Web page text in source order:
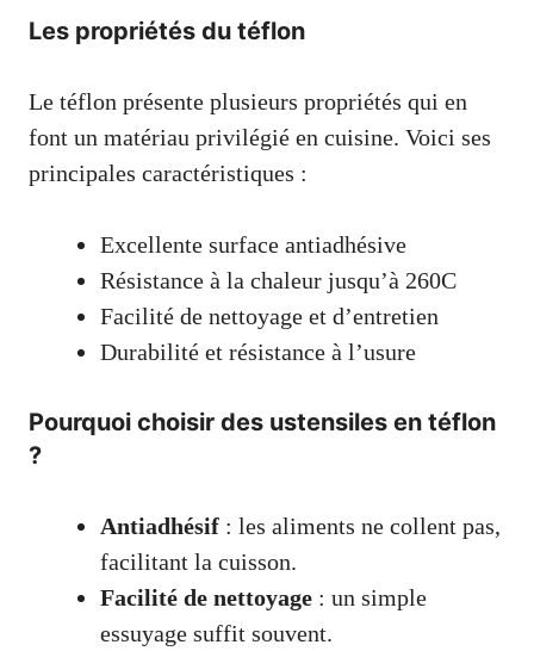
Les propriétés du téflon
Le téflon présente plusieurs propriétés qui en
font un matériau privilégié en cuisine. Voici ses
principales caractéristiques :
Excellente surface antiadhésive
Résistance à la chaleur jusqu’à 260C
Facilité de nettoyage et d’entretien
Durabilité et résistance à l’usure
Pourquoi choisir des ustensiles en téflon
?
Antiadhésif : les aliments ne collent pas,
facilitant la cuisson.
Facilité de nettoyage : un simple
essuyage suffit souvent.